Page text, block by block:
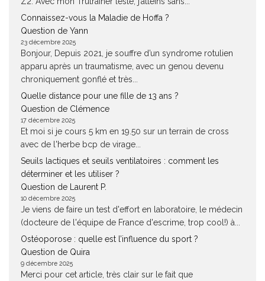
Connaissez-vous la Maladie de Hoffa ?
Question de Yann
23 décembre 2025
Bonjour, Depuis 2021, je souffre d’un syndrome rotulien
apparu après un traumatisme, avec un genou devenu
chroniquement gonflé et très...
Quelle distance pour une fille de 13 ans ?
Question de Clémence
17 décembre 2025
Et moi si je cours 5 km en 19.50 sur un terrain de cross
avec de l'herbe bcp de virage...
Seuils lactiques et seuils ventilatoires : comment les
déterminer et les utiliser ?
Question de Laurent P.
10 décembre 2025
Je viens de faire un test d'effort en laboratoire, le médecin
(docteure de l'équipe de France d'escrime, trop cool!) à...
Ostéoporose : quelle est l’influence du sport ?
Question de Quira
9 décembre 2025
Merci pour cet article, très clair sur le fait que